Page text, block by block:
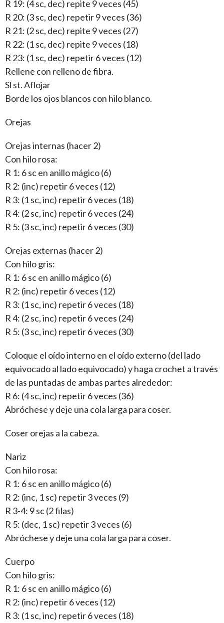
R 19: (4 sc, dec) repite 9 veces (45)
R 20: (3 sc, dec) repetir 9 veces (36)
R 21: (2 sc, dec) repite 9 veces (27)
R 22: (1 sc, dec) repite 9 veces (18)
R 23: (1 sc, dec) repetir 6 veces (12)
Rellene con relleno de fibra.
Sl st. Aflojar
Borde los ojos blancos con hilo blanco.
Orejas
Orejas internas (hacer 2)
Con hilo rosa:
R 1: 6 sc en anillo mágico (6)
R 2: (inc) repetir 6 veces (12)
R 3: (1 sc, inc) repetir 6 veces (18)
R 4: (2 sc, inc) repetir 6 veces (24)
R 5: (3 sc, inc) repetir 6 veces (30)
Orejas externas (hacer 2)
Con hilo gris:
R 1: 6 sc en anillo mágico (6)
R 2: (inc) repetir 6 veces (12)
R 3: (1 sc, inc) repetir 6 veces (18)
R 4: (2 sc, inc) repetir 6 veces (24)
R 5: (3 sc, inc) repetir 6 veces (30)
Coloque el oído interno en el oído externo (del lado
equivocado al lado equivocado) y haga crochet a través
de las puntadas de ambas partes alrededor:
R 6: (4 sc, inc) repetir 6 veces (36)
Abróchese y deje una cola larga para coser.
Coser orejas a la cabeza.
Nariz
Con hilo rosa:
R 1: 6 sc en anillo mágico (6)
R 2: (inc, 1 sc) repetir 3 veces (9)
R 3-4: 9 sc (2 filas)
R 5: (dec, 1 sc) repetir 3 veces (6)
Abróchese y deje una cola larga para coser.
Cuerpo
Con hilo gris:
R 1: 6 sc en anillo mágico (6)
R 2: (inc) repetir 6 veces (12)
R 3: (1 sc, inc) repetir 6 veces (18)